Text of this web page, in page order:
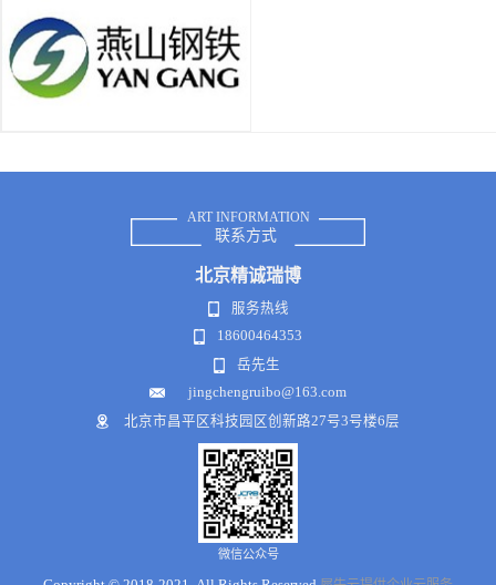
ART INFORMATION
联系方式
北京精诚瑞博
服务热线
18600464353
岳先生
jingchengruibo@163.com
北京市昌平区科技园区创新路27号3号楼6层
微信公众号